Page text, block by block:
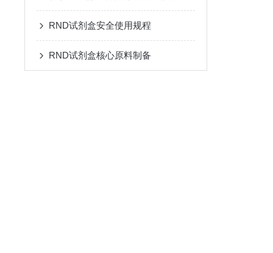
RND试剂盒安全使用规程
RND试剂盒核心原料制备